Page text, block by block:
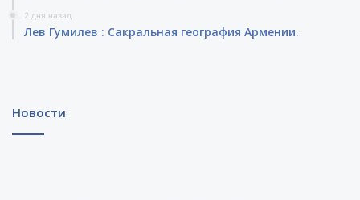
2 дня назад
Лев Гумилев : Сакральная география Армении.
Новости